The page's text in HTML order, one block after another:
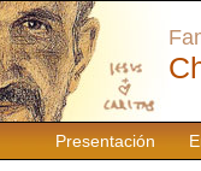
Presentación